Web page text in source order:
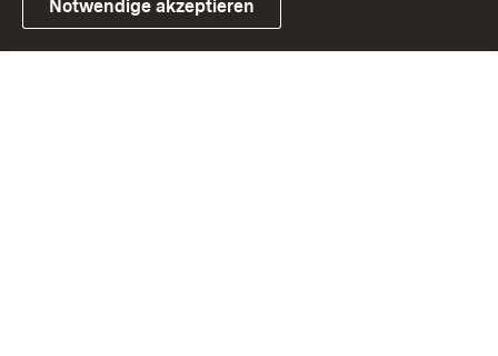
Link zum Landesportal
Notwendige akzeptieren